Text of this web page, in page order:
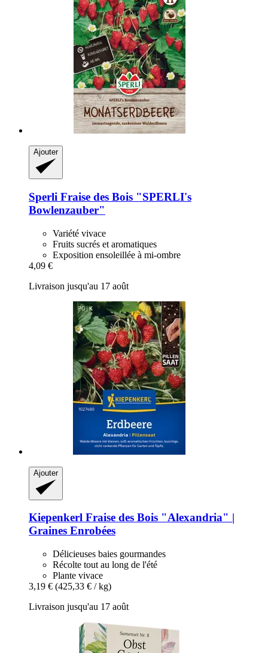
Ajouter
Sperli Fraise des Bois "SPERLI's
Bowlenzauber"
Variété vivace
Fruits sucrés et aromatiques
Exposition ensoleillée à mi-ombre
4,09 €
Livraison jusqu'au 17 août
Ajouter
Kiepenkerl Fraise des Bois "Alexandria" |
Graines Enrobées
Délicieuses baies gourmandes
Récolte tout au long de l'été
Plante vivace
3,19 € (425,33 € / kg)
Livraison jusqu'au 17 août